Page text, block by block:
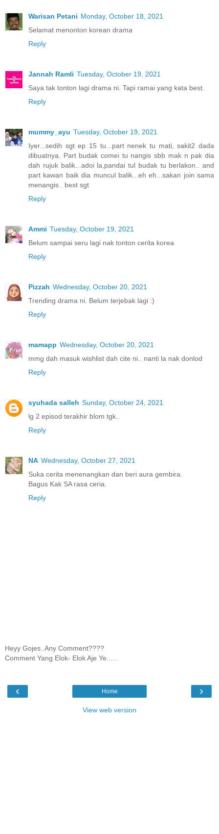
Warisan Petani Monday, October 18, 2021
Selamat menonton korean drama
Reply
Jannah Ramli Tuesday, October 19, 2021
Saya tak tonton lagi drama ni. Tapi ramai yang kata best.
Reply
mummy_ayu Tuesday, October 19, 2021
Iyer...sedih sgt ep 15 tu...part nenek tu mati, sakit2 dada
dibuatnya. Part budak comei tu nangis sbb mak n pak dia
dah rujuk balik...adoi la,pandai tul budak tu berlakon.. and
part kawan baik dia muncul balik...eh eh...sakan join sama
menangis.. best sgt
Reply
Ammi Tuesday, October 19, 2021
Belum sampai seru lagi nak tonton cerita korea
Reply
Pizzah Wednesday, October 20, 2021
Trending drama ni. Belum terjebak lagi :)
Reply
mamapp Wednesday, October 20, 2021
mmg dah masuk wishlist dah cite ni.. nanti la nak donlod
Reply
syuhada salleh Sunday, October 24, 2021
lg 2 episod terakhir blom tgk..
Reply
NA Wednesday, October 27, 2021
Suka cerita menenangkan dan beri aura gembira.
Bagus Kak SA rasa ceria.
Reply
Heyy Gojes..Any Comment????
Comment Yang Elok- Elok Aje Ye......
‹ ›
Home
View web version